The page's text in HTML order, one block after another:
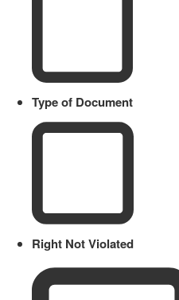
Type of Document
Right Not Violated